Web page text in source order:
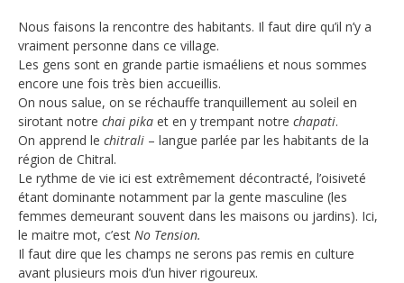
Nous faisons la rencontre des habitants. Il faut dire qu’il n’y a
vraiment personne dans ce village.
Les gens sont en grande partie ismaéliens et nous sommes
encore une fois très bien accueillis.
On nous salue, on se réchauffe tranquillement au soleil en
sirotant notre chai pika et en y trempant notre chapati.
On apprend le chitrali – langue parlée par les habitants de la
région de Chitral.
Le rythme de vie ici est extrêmement décontracté, l’oisiveté
étant dominante notamment par la gente masculine (les
femmes demeurant souvent dans les maisons ou jardins). Ici,
le maitre mot, c’est No Tension.
Il faut dire que les champs ne serons pas remis en culture
avant plusieurs mois d’un hiver rigoureux.